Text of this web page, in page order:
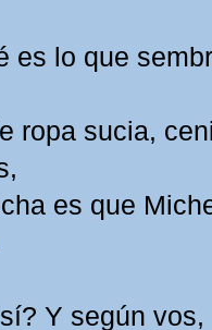
es lo que
ropa sucia,
es que
Y según